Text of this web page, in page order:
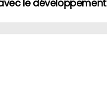
le développement